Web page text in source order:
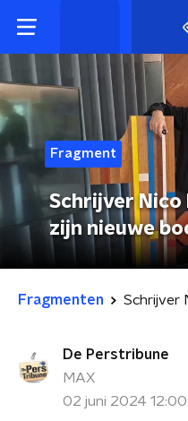
Fragment
Schrijver Nico
zijn nieuwe
Fragmenten
De Perstribune
MAX
02 juni 2024